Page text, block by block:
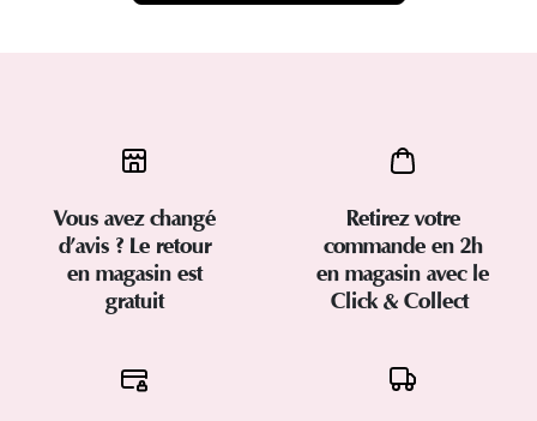
Vous avez changé
d’avis ? Le retour
en magasin est
gratuit
Retirez votre
commande en 2h
en magasin avec le
Click & Collect